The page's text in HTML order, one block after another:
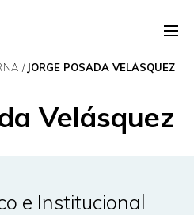
JORGE POSADA VELÁSQUEZ
Velásquez
e Institucional